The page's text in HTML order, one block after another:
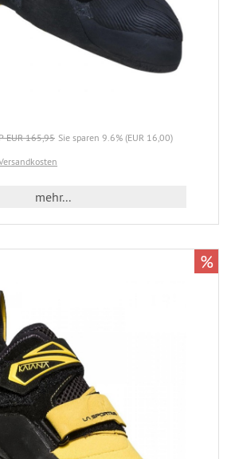
EUR 165,95 Sie sparen 9.6% (EUR 16,00)
mehr...
%